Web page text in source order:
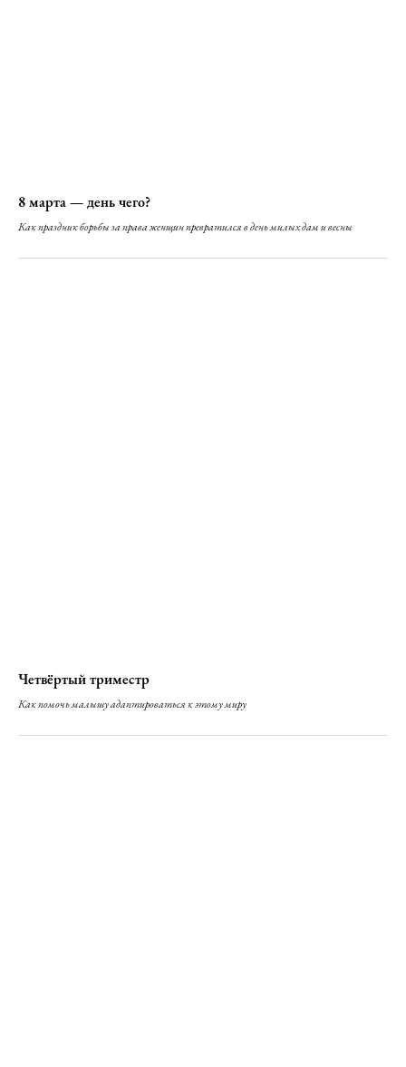
8 марта — день чего?
Как праздник борьбы за права женщин превратился в день милых дам и весны
Четвёртый триместр
Как помочь малышу адаптироваться к этому миру